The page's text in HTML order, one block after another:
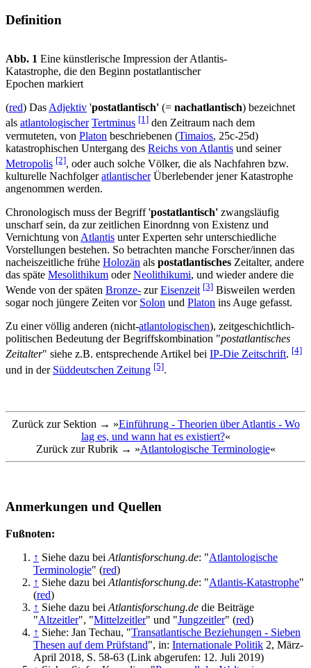
Definition
Abb. 1 Eine künstlerische Impression der Atlantis-
Katastrophe, die den Beginn postatlantischer
Epochen markiert
(red) DasAdjektiv 'postatlantisch' (= nachatlantisch) bezeichnet
als atlantologischer Tertminus [1] den Zeitraum nach dem
vermuteten, von Platon beschriebenen (Timaios, 25c-25d)
katastrophischen Untergang des Reichs von Atlantis und seiner
Metropolis [2], oder auch solche Völker, die als Nachfahren bzw.
kulturelle NachfolgeratlantischerÜberlebender jener Katastrophe
angenommen werden.
Chronologisch muss der Begriff 'postatlantisch' zwangsläufig
unscharf sein, da zur zeitlichen Einordnng von Existenz und
Vernichtung von Atlantis unter Experten sehr unterschiedliche
Vorstellungen bestehen. So betrachten manche Forscher/innen das
nacheiszeitliche frühe Holozän als postatlantisches Zeitalter, andere
das späte Mesolithikum oderNeolithikumi, und wieder andere die
Wende von der späten Bronze- zurEisenzeit [3] Bisweilen werden
sogar noch jüngere Zeiten vor Solon und Platon ins Auge gefasst.
Zu einer völlig anderen (nicht-atlantologischen), zeitgeschichtlich-
politischen Bedeutung der Begriffskombination "postatlantisches
Zeitalter" siehe z.B. entsprechende Artikel bei IP-Die Zeitschrift. [4]
und in der Süddeutschen Zeitung [5].
Zurück zur Sektion → »Einführung - Theorien über Atlantis - Wo
lag es, und wann hat es existiert?«
Zurück zur Rubrik → »Atlantologische Terminologie«
Anmerkungen und Quellen
Fußnoten:
↑ Siehe dazu bei Atlantisforschung.de: "Atlantologische
Terminologie" (red)
↑ Siehe dazu bei Atlantisforschung.de: "Atlantis-Katastrophe"
(red)
↑ Siehe dazu bei Atlantisforschung.de die Beiträge
"Altzeitler", "Mittelzeitler" und "Jungzeitler" (red)
↑ Siehe: Jan Techau, "Transatlantische Beziehungen - Sieben
Thesen auf dem Prüfstand", in: Internationale Politik 2, März-
April 2018, S. 58-63 (Link abgerufen: 12. Juli 2019)